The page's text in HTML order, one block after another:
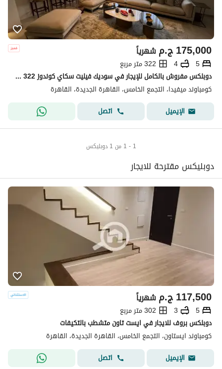
ج.م175,000 شهرياً
5
4
322 متر مربع
دوبلكس مفروش بالكامل للإيجار في سوديك فيليت سكاي كوندوز Sodic Villette Sky Condos New Cairo 322 متر وحديقة 60 متر 5 غرف نوم
كومباوند ميفيدا، التجمع الخامس، القاهرة الجديدة، القاهرة
الإيميل
اتصل
1 - 1 من 1 دوبليكس
دوبليكس مقترحة للايجار
ج.م117,500 شهرياً
5
3
302 متر مربع
دوبلكس بروف للايجار في ايست تاون متشطب بالتكيفات
كومباوند ايستاون، التجمع الخامس، القاهرة الجديدة، القاهرة
الإيميل
اتصل